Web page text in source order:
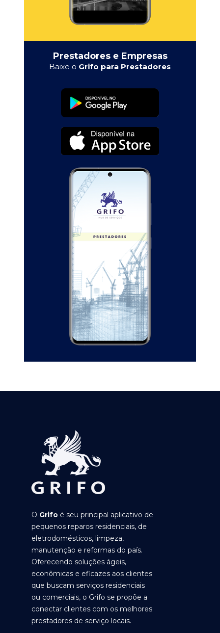
Prestadores e Empresas
Baixe o Grifo para Prestadores
O Grifo é seu principal aplicativo de
pequenos reparos residenciais, de
eletrodomésticos, limpeza,
manutenção e reformas do país.
Oferecendo soluções ágeis,
econômicas e eficazes aos clientes
que buscam serviços residenciais
ou comerciais, o Grifo se propõe a
conectar clientes com os melhores
prestadores de serviço locais.